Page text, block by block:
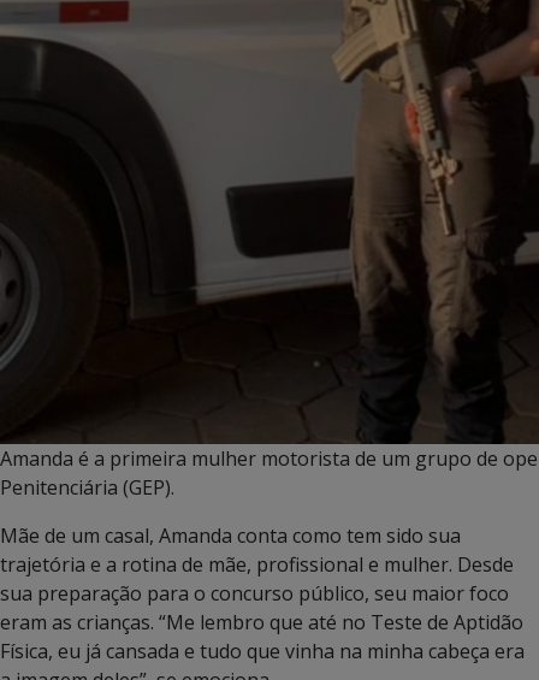
Amanda é a primeira mulher motorista de um grupo de
Penitenciária (GEP).
Mãe de um casal, Amanda conta como tem sido sua
trajetória e a rotina de mãe, profissional e mulher. Desde
sua preparação para o concurso público, seu maior foco
eram as crianças. “Me lembro que até no Teste de Aptidão
Física, eu já cansada e tudo que vinha na minha cabeça era